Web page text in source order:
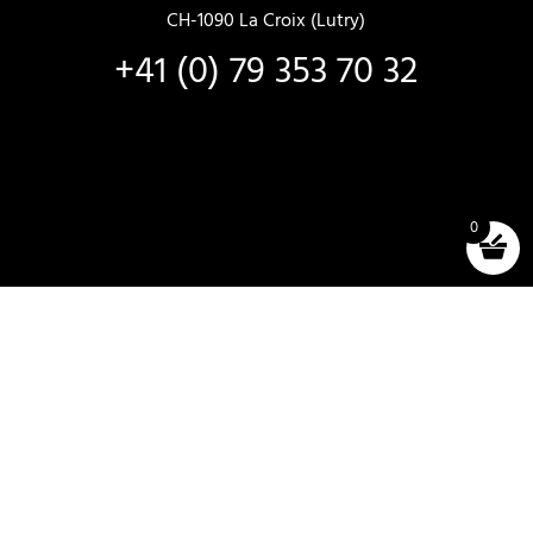
CH-1090 La Croix (Lutry)
+41 (0) 79 353 70 32
0